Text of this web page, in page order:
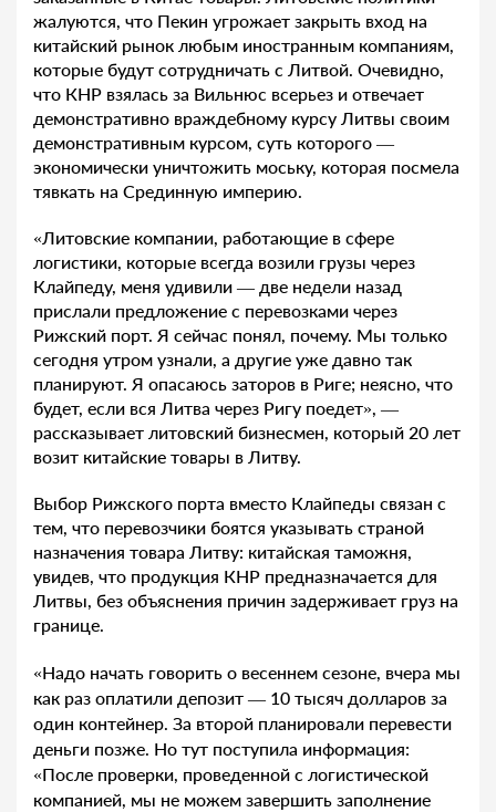
жалуются, что Пекин угрожает закрыть вход на
китайский рынок любым иностранным компаниям,
которые будут сотрудничать с Литвой. Очевидно,
что КНР взялась за Вильнюс всерьез и отвечает
демонстративно враждебному курсу Литвы своим
демонстративным курсом, суть которого —
экономически уничтожить моську, которая посмела
тявкать на Срединную империю.
«Литовские компании, работающие в сфере
логистики, которые всегда возили грузы через
Клайпеду, меня удивили — две недели назад
прислали предложение с перевозками через
Рижский порт. Я сейчас понял, почему. Мы только
сегодня утром узнали, а другие уже давно так
планируют. Я опасаюсь заторов в Риге; неясно, что
будет, если вся Литва через Ригу поедет», —
рассказывает литовский бизнесмен, который 20 лет
возит китайские товары в Литву.
Выбор Рижского порта вместо Клайпеды связан с
тем, что перевозчики боятся указывать страной
назначения товара Литву: китайская таможня,
увидев, что продукция КНР предназначается для
Литвы, без объяснения причин задерживает груз на
границе.
«Надо начать говорить о весеннем сезоне, вчера мы
как раз оплатили депозит — 10 тысяч долларов за
один контейнер. За второй планировали перевести
деньги позже. Но тут поступила информация:
«После проверки, проведенной с логистической
компанией, мы не можем завершить заполнение